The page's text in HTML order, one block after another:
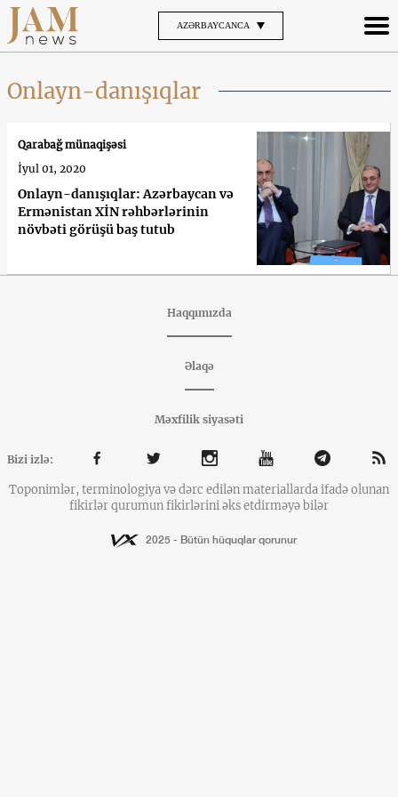
AZƏRBAYCANCA
Onlayn-danışıqlar
Onlayn-danışıqlar: Azərbaycan və
Ermənistan XİN rəhbərlərinin
növbəti görüşü baş tutub
Qarabağ münaqişəsi
İyul 01, 2020
Haqqımızda
Əlaqə
Məxfilik siyasəti
Bizi izlə:
Toponimlər, terminologiya və dərc edilən materiallarda ifadə olunan
fikirlər qurumun fikirlərini əks etdirməyə bilər
2025 - Bütün hüquqlar qorunur